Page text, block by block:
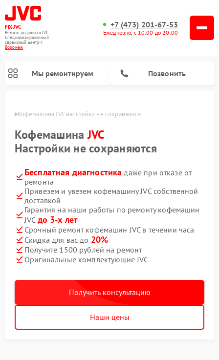
FIX-JVC
Ремонт устройств JVC
Специализированный
cервисный центр г.
Воронеж
+7 (473) 201-67-53
Ежедневно, с 10:00 до 20:00
Мы ремонтируем Позвонить
Кофемашина JVC настройки не сохраняются
КофемашинаJVC
Настройки не сохраняются
Бесплатная диагностика даже при отказе от
ремонта
Привезем и увезем кофемашину JVC собственной
доставкой
Гарантия на наши работы по ремонту кофемашин
JVC до 3-х лет
Срочный ремонт кофемашин JVC в течении часа
Скидка для вас до 20%
Получите 1500 рублей на ремонт
Оригинальные комплектующие JVC
Получить консультацию
Наши цены